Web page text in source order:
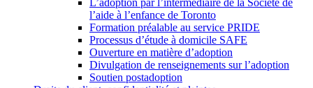
l’aide à l’enfance de Toronto
Formation préalable au service PRIDE
Processus d’étude à domicile SAFE
Ouverture en matière d’adoption
Divulgation de renseignements sur l’adoption
Soutien postadoption